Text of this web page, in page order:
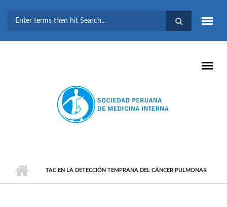
BÚSQUEDA
TAC EN LA DETECCIÓN TEMPRANA DEL CÁNCER PULMONAR